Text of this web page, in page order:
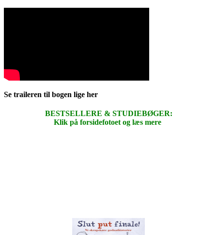
Se traileren til bogen lige her
BESTSELLERE & STUDIEBØGER:
Klik på forsidefotoet og læs mere